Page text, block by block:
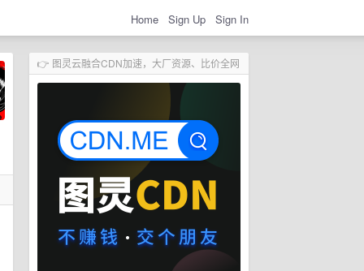
Home Sign Up Sign In
👉 图灵云融合CDN加速，大厂资源、比价全网